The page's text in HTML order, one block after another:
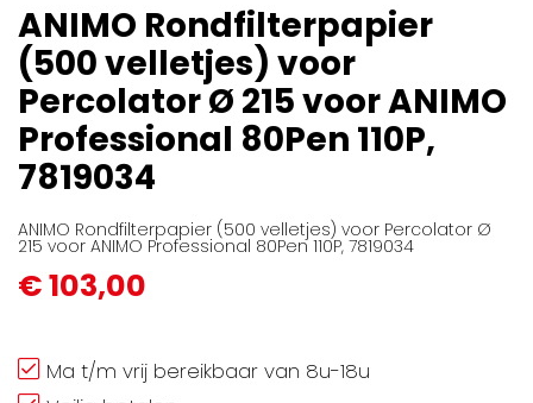
begin
van
de
afbeeldingen-
gallerij
ANIMO Rondfilterpapier
(500 velletjes) voor
Percolator Ø 215 voor ANIMO
Professional 80Pen 110P,
7819034
ANIMO Rondfilterpapier (500 velletjes) voor Percolator Ø
215 voor ANIMO Professional 80Pen 110P, 7819034
€ 103,00
Ma t/m vrij bereikbaar van 8u-18u